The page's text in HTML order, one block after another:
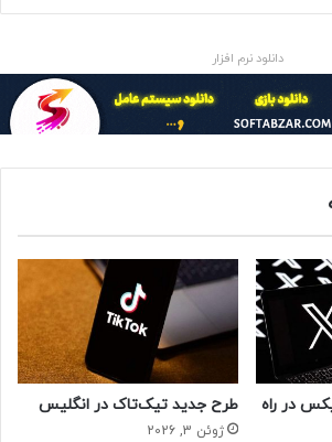
دانلود نرم افزار
در راه
طرح جدید تیک‌تاک در انگلیس
ژوئن 3, 2026